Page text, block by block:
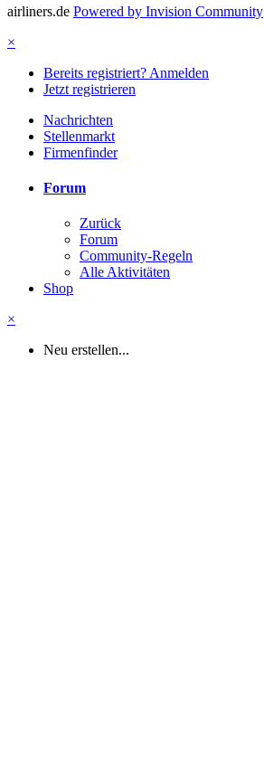
airliners.de Powered by Invision Community
×
Bereits registriert? Anmelden
Jetzt registrieren
Nachrichten
Stellenmarkt
Firmenfinder
Forum
Zurück
Forum
Community-Regeln
Alle Aktivitäten
Shop
×
Neu erstellen...